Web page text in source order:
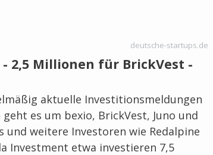
deutsche-startups.de
2,5 Millionen für BrickVest -
aktuelle Investitionsmeldungen
es um bexio, BrickVest, Juno und
und weitere Investoren wie Redalpine
Investment etwa investieren 7,5